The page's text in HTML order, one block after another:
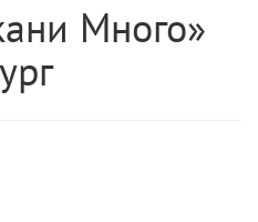
Много»